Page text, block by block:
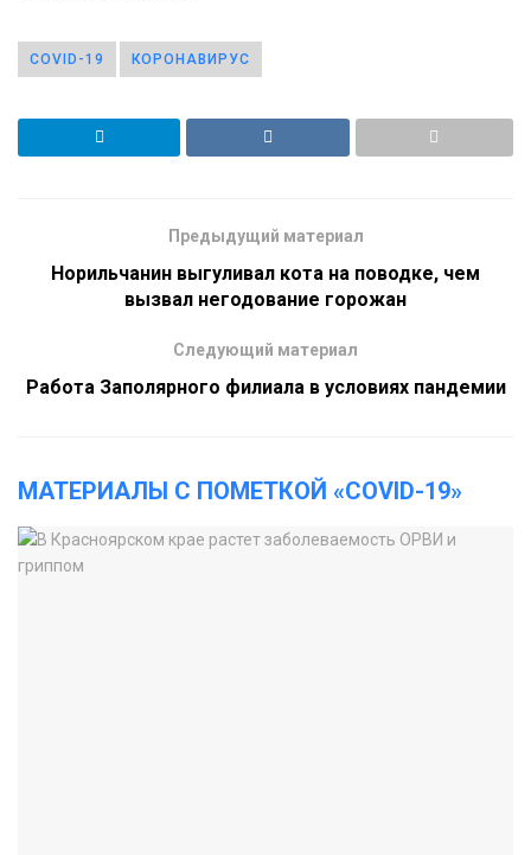
COVID-19 КОРОНАВИРУС
Предыдущий материал
Норильчанин выгуливал кота на поводке, чем
вызвал негодование горожан
Следующий материал
Работа Заполярного филиала в условиях пандемии
МАТЕРИАЛЫ С ПОМЕТКОЙ «COVID-19»